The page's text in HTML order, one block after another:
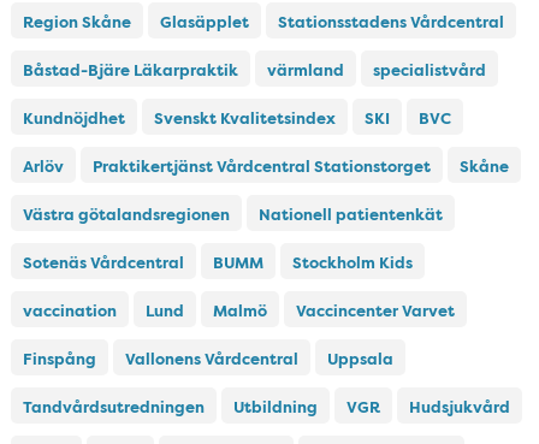
Region Skåne Glasäpplet Stationsstadens Vårdcentral
Båstad-Bjäre Läkarpraktik värmland specialistvård
Kundnöjdhet Svenskt Kvalitetsindex SKI BVC
Arlöv Praktikertjänst Vårdcentral Stationstorget Skåne
Västra götalandsregionen Nationell patientenkät
Sotenäs Vårdcentral BUMM Stockholm Kids
vaccination Lund Malmö Vaccincenter Varvet
Finspång Vallonens Vårdcentral Uppsala
Tandvårdsutredningen Utbildning VGR Hudsjukvård